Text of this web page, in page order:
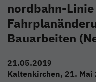
nordbahn-Linie
Bauarbeiten
21.05.2019
Kaltenkirchen, 21. Mai